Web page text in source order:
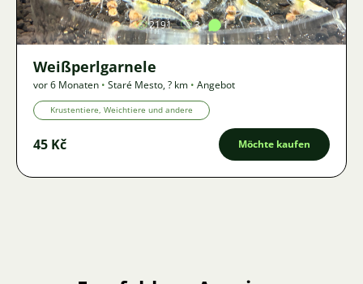
2191 3 1
Weißperlgarnele
vor 6 Monaten • Staré Mesto,? km • Angebot
Krustentiere, Weichtiere und andere
45 Kč Möchte kaufen